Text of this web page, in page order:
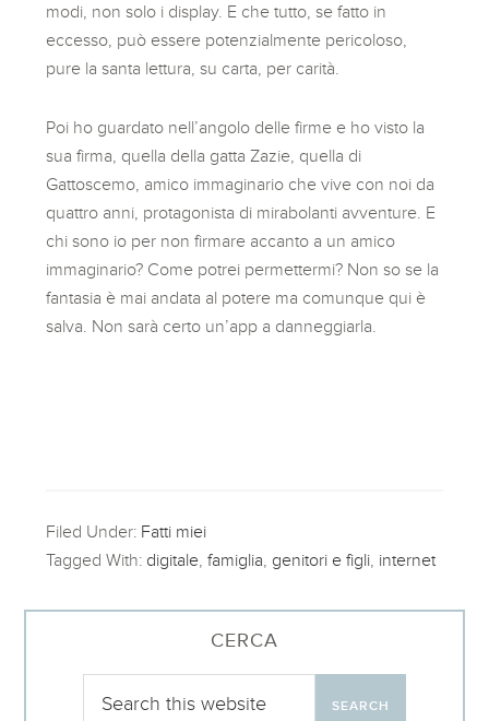
modi, non solo i display. E che tutto, se fatto in
eccesso, può essere potenzialmente pericoloso,
pure la santa lettura, su carta, per carità.
Poi ho guardato nell’angolo delle firme e ho visto la
sua firma, quella della gatta Zazie, quella di
Gattoscemo, amico immaginario che vive con noi da
quattro anni, protagonista di mirabolanti avventure. E
chi sono io per non firmare accanto a un amico
immaginario? Come potrei permettermi? Non so se la
fantasia è mai andata al potere ma comunque qui è
salva. Non sarà certo un’app a danneggiarla.
Filed Under: Fatti miei
Tagged With: digitale ,famiglia genitori e figli internet
CERCA